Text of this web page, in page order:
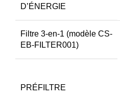
D’ÉNERGIE
Filtre 3-en-1 (modèle CS-
EB-FILTER001)
PRÉFILTRE